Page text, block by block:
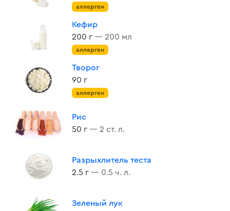
аллерген
Кефир
200 г — 200 мл
аллерген
Творог
90 г
аллерген
Рис
50 г — 2 ст. л.
Разрыхлитель теста
2.5 г — 0.5 ч. л.
Зеленый лук